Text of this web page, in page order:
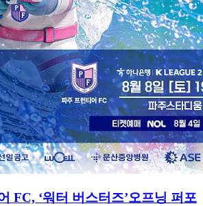
FC, ‘워터 버스터즈’오프닝 퍼포